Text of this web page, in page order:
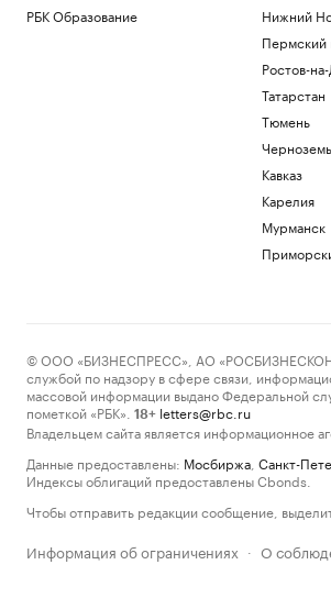
РБК Образование
Нижний
Пермский
Ростов-
Татарстан
Тюмень
Кавказ
Карелия
Мурманск
© ООО «БИЗНЕСПРЕСС», АО
службой по надзору в сфере связи,
массовой информации выдано Федеральной
пометкой «РБК».
18+ letters@rbc.ru
Владельцем сайта является информационное
Данные предоставлены: Мосбиржа Санкт-
Индексы облигаций предоставлены Cbonds.
Чтобы отправить редакции сообщение,
Информация об ограничениях · О